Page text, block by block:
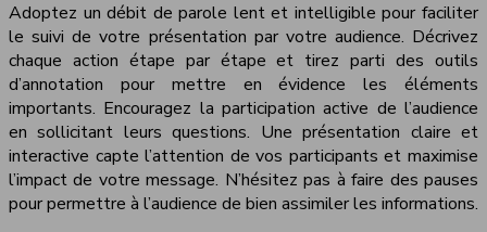
Adoptez un débit de parole lent et intelligible pour faciliter
le suivi de votre présentation par votre audience. Décrivez
chaque action étape par étape et tirez parti des outils
d’annotation pour mettre en évidence les éléments
importants. Encouragez la participation active de l’audience
en sollicitant leurs questions. Une présentation claire et
interactive capte l’attention de vos participants et maximise
l’impact de votre message. N’hésitez pas à faire des pauses
pour permettre à l’audience de bien assimiler les informations.